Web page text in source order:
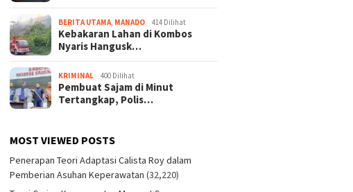
BERITA UTAMA, MANADO 414 Dilihat
Kebakaran Lahan di Kombos
Nyaris Hangusk…
KRIMINAL 400 Dilihat
Pembuat Sajam di Minut
Tertangkap, Polis…
MOST VIEWED POSTS
Penerapan Teori Adaptasi Calista Roy dalam
Pemberian Asuhan Keperawatan (32,220)